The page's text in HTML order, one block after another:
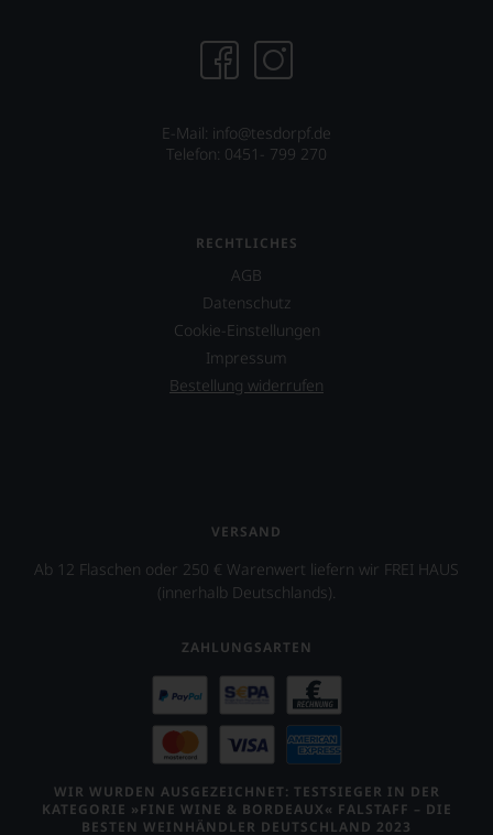
E-Mail: info@tesdorpf.de
Telefon: 0451- 799 270
RECHTLICHES
AGB
Datenschutz
Cookie-Einstellungen
Impressum
Bestellung widerrufen
VERSAND
Ab 12 Flaschen oder 250 € Warenwert liefern wir FREI HAUS
(innerhalb Deutschlands).
ZAHLUNGSARTEN
WIR WURDEN AUSGEZEICHNET: TESTSIEGER IN DER
KATEGORIE »FINE WINE & BORDEAUX« FALSTAFF – DIE
BESTEN WEINHÄNDLER DEUTSCHLAND 2023